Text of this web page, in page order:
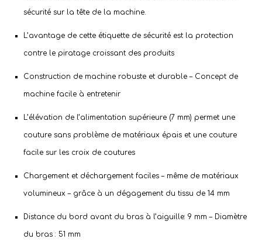
sécurité sur la tête de la machine.
L’avantage de cette étiquette de sécurité est la protection
contre le piratage croissant des produits
Construction de machine robuste et durable – Concept de
machine facile à entretenir
L’élévation de l’alimentation supérieure (7 mm) permet une
couture sans problème de matériaux épais et une couture
facile sur les croix de coutures
Chargement et déchargement faciles – même de matériaux
volumineux – grâce à un dégagement du tissu de 14 mm
Distance du bord avant du bras à l’aiguille: 9 mm – Diamètre
du bras : 51 mm